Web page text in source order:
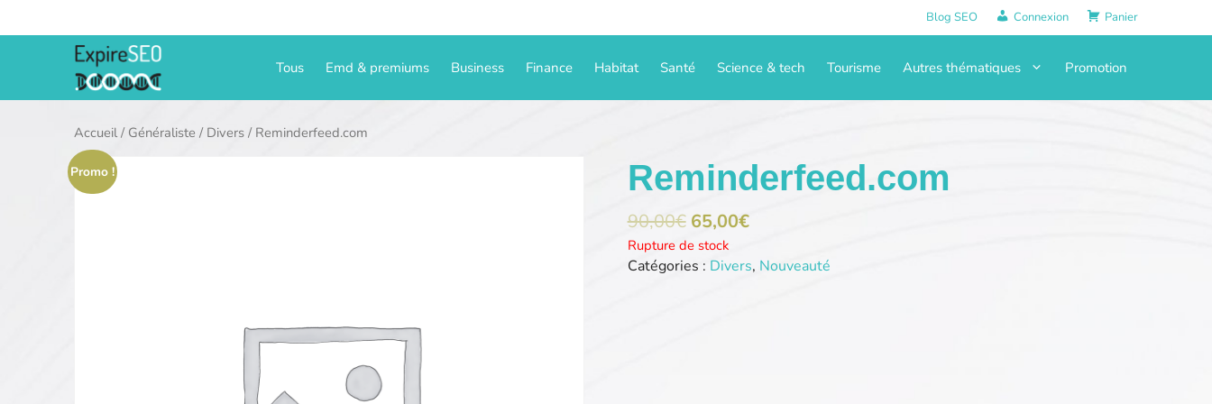
au
Blog SEO Connexion Panier
Tous Emd & premiums Business Finance Habitat Santé Science & tech Tourisme Autres thématiques Promotion
Accueil/ Généraliste / Divers / Reminderfeed.com
Promo ! Reminderfeed.com
90,00€ 65,00€
Rupture de stock
Catégories : Divers, Nouveauté